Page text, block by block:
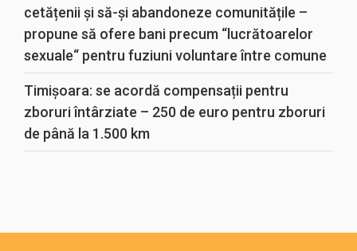
cetățenii și să-și abandoneze comunitățile –
propune să ofere bani precum “lucrătoarelor
sexuale“ pentru fuziuni voluntare între comune
Timișoara: se acordă compensații pentru
zboruri întârziate – 250 de euro pentru zboruri
de până la 1.500 km